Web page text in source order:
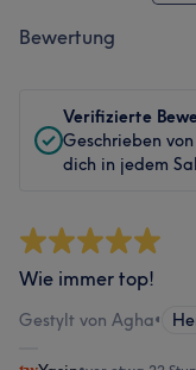
Bewertung
Verifizierte
Geschrieben
dich in jedem
Wie immer top!
Gestylt von Agha•